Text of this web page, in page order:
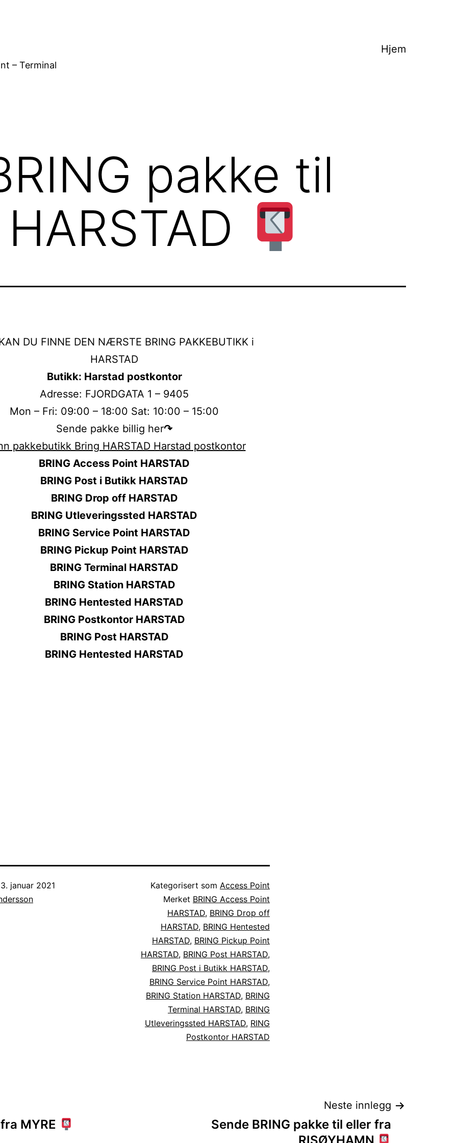
– Terminal
Hjem
pakke til
DU FINNE DEN NÆRSTE BRING PAKKEBUTIKK i
HARSTAD
Butikk: Harstad postkontor
Adresse: FJORDGATA 1 – 9405
Mon – Fri: 09:00 – 18:00 Sat: 10:00 – 15:00
Sende pakke billig her↷
BRING Access Point HARSTAD
BRING Post i Butikk HARSTAD
BRING Drop off HARSTAD
BRING Utleveringssted HARSTAD
BRING Service Point HARSTAD
BRING Pickup Point HARSTAD
BRING Terminal HARSTAD
BRING Station HARSTAD
BRING Hentested HARSTAD
BRING Postkontor HARSTAD
BRING Post HARSTAD
BRING Hentested HARSTAD
januar 2021
Kategorisert som Access Point
Merket BRING Access Point
HARSTAD, BRING Drop off
HARSTAD, BRING Hentested
HARSTAD, BRING Pickup Point
HARSTAD, BRING Post HARSTAD,
BRING Post i Butikk HARSTAD,
BRING Service Point HARSTAD,
BRING Station HARSTAD, BRING
Terminal HARSTAD, BRING
Utleveringssted HARSTAD, RING
Postkontor HARSTAD
MYRE
Neste innlegg
Sende BRING pakke til eller fra